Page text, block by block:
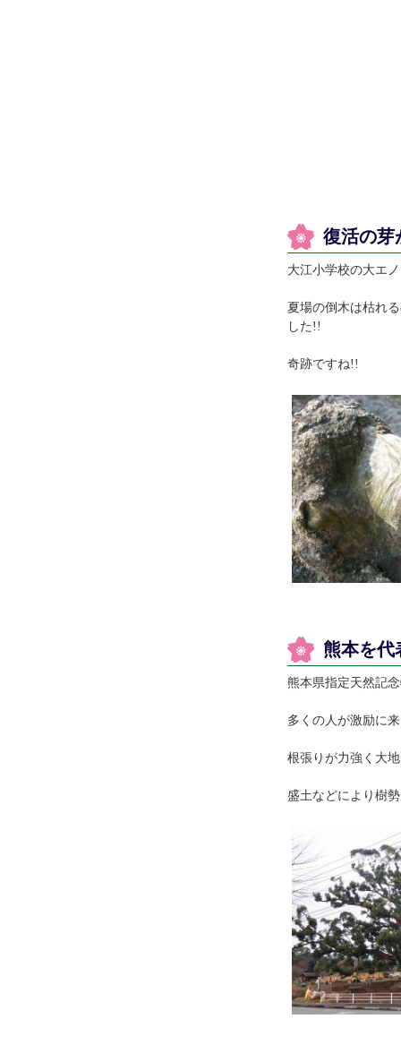
復活の芽
大江小学校の大エ
夏場の倒木は枯れ
した!!
奇跡ですね!!
熊本を代
熊本県指定天然記
多くの人が激励に
根張りが力強く大
盛土などにより樹